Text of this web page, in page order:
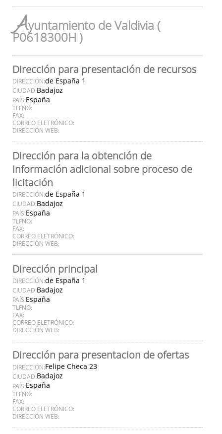
Ayuntamiento de Valdivia (
P0618300H )
Dirección para presentación de recursos
DIRECCIÓN:de España 1
CIUDAD:Badajoz
PAÍS:España
TLFNO:
FAX:
CORREO ELETRÓNICO:
DIRECCIÓN WEB:
Dirección para la obtención de
información adicional sobre proceso de
licitación
DIRECCIÓN:de España 1
CIUDAD:Badajoz
PAÍS:España
TLFNO:
FAX:
CORREO ELETRÓNICO:
DIRECCIÓN WEB:
Dirección principal
DIRECCIÓN:de España 1
CIUDAD:Badajoz
PAÍS:España
TLFNO:
FAX:
CORREO ELETRÓNICO:
DIRECCIÓN WEB:
Dirección para presentacion de ofertas
DIRECCIÓN:Felipe Checa 23
CIUDAD:Badajoz
PAÍS:España
TLFNO:
FAX:
CORREO ELETRÓNICO:
DIRECCIÓN WEB: